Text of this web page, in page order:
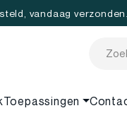
vandaag
Toepassingen